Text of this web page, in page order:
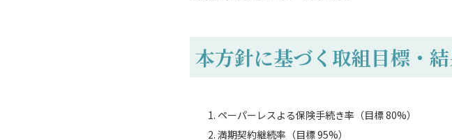
本方針に基づく取組目標・結
ペーパーレスよる保険手続き率（目標 80%）
満期契約継続率（目標 95%）